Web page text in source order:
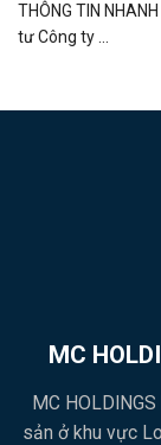
THÔNG TIN
tư Công ty ...
MC
MC
sản ở khu vực